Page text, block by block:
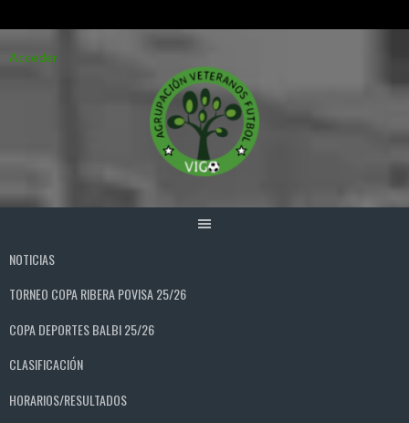
alAcceder
NOTICIAS
TORNEO COPA RIBERA POVISA 25/26
COPA DEPORTES BALBI 25/26
CLASIFICACIÓN
HORARIOS/RESULTADOS